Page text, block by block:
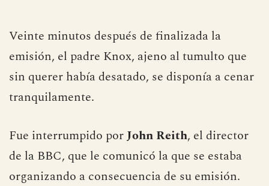
Veinte minutos después de finalizada la
emisión, el padre Knox, ajeno al tumulto que
sin querer había desatado, se disponía a cenar
tranquilamente.
Fue interrumpido porJohn Reith, el director
de la BBC, que le comunicó la que se estaba
organizando a consecuencia de su emisión.